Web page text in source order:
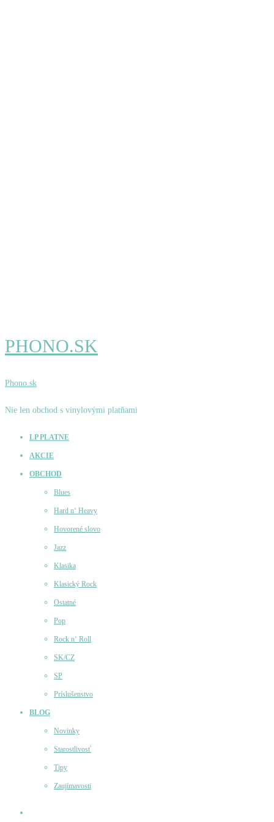
PHONO.SK
Phono.sk
Nie len obchod s vinylovými platňami
LP PLATNE
AKCIE
OBCHOD
Blues
Hard n‘ Heavy
Hovorené slovo
Jazz
Klasika
Klasický Rock
Ostatné
Pop
Rock n‘ Roll
SK/CZ
SP
Príslušenstvo
BLOG
Novinky
Starostlivosť
Tipy
Zaujímavosti